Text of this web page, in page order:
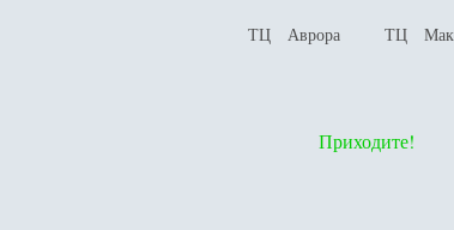
ТЦ Аврора ТЦ
Приходите!